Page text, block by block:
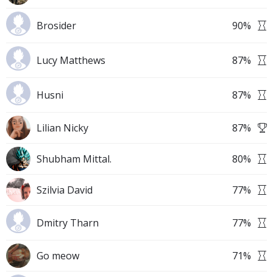
Brosider 90%
Lucy Matthews 87%
Husni 87%
Lilian Nicky 87%
Shubham Mittal. 80%
Szilvia David 77%
Dmitry Tharn 77%
Go meow 71%